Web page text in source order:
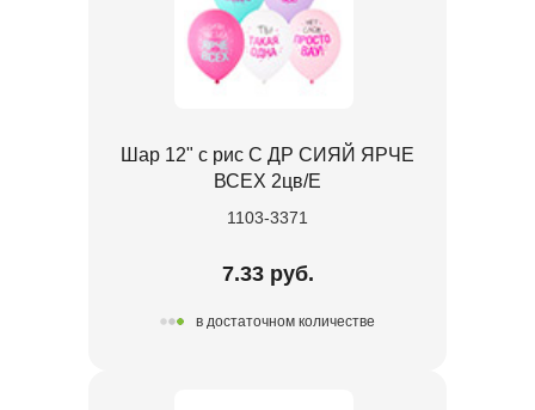
Шар 12" с рис С ДР СИЯЙ ЯРЧЕ
ВСЕХ 2цв/E
1103-3371
7.33 руб.
в достаточном количестве